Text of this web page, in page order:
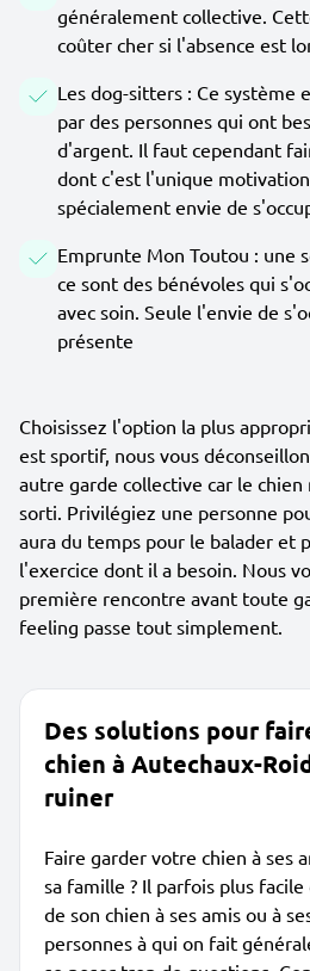
généralement collective.
coûter cher si l'absence est
Les dog-sitters : Ce système
par des personnes qui ont
d'argent. Il faut cependant
dont c'est l'unique
spécialement envie de
Emprunte Mon Toutou : une
ce sont des bénévoles qui
avec soin. Seule l'envie de
présente
Choisissez l'option la plus
est sportif, nous vous
autre garde collective car le chien
sorti. Privilégiez une personne
aura du temps pour le balader et
l'exercice dont il a besoin. Nous
première rencontre avant toute
feeling passe tout simplement.
Des solutions pour
chien à Autechaux-
ruiner
Faire garder votre chien à ses
sa famille ? Il parfois plus
de son chien à ses amis ou à
personnes à qui on fait